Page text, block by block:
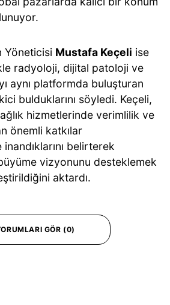
Yöneticisi Mustafa Keçeli ise
radyoloji, dijital patoloji ve
aynı platformda buluşturan
bulduklarını söyledi. Keçeli,
hizmetlerinde verimlilik ve
önemli katkılar
belirterek
vizyonunu desteklemek
aktardı.
GÖR (0)